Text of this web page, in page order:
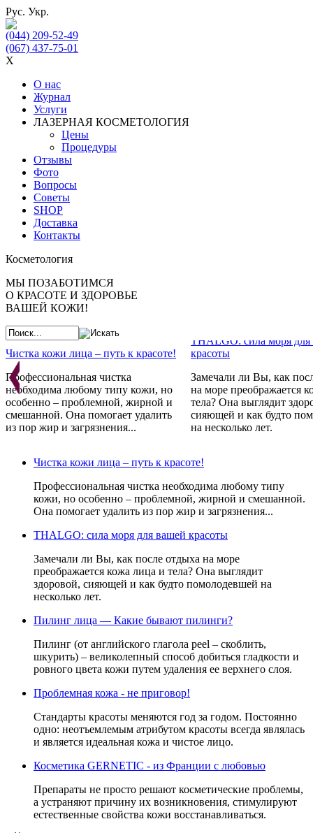
Рус. Укр.
(044) 209-52-49
(067) 437-75-01
X
О нас
Журнал
Услуги
ЛАЗЕРНАЯ КОСМЕТОЛОГИЯ
Цены
Процедуры
Отзывы
Фото
Вопросы
Советы
SHOP
Доставка
Контакты
Косметология
МЫ ПОЗАБОТИМСЯ
О КРАСОТЕ И ЗДОРОВЬЕ
ВАШЕЙ КОЖИ!
Чистка кожи лица – путь к красоте!
Профессиональная чистка
необходима любому типу кожи, но
особенно – проблемной, жирной и
смешанной. Она помогает удалить
из пор жир и загрязнения...
THALGO: сила моря
красоты
Замечали ли Вы, как
на море преображается
тела? Она выглядит
сияющей и как будто
на несколько лет.
Проблемная кожа - не приговор!
Стандарты красоты меняются год за
годом. Постоянно одно:
неотъемлемым атрибутом красоты
всегда являлась и является
идеальная кожа и чистое лицо.
Косметика GERNETIC -
Препараты не просто
косметические
устраняют причину их
возникновения,
естественные свойства
восстанавливаться.
Чистка кожи лица – путь к красоте!
Профессиональная чистка необходима любому типу
кожи, но особенно – проблемной, жирной и смешанной.
Она помогает удалить из пор жир и загрязнения...
THALGO: сила моря для вашей красоты
Замечали ли Вы, как после отдыха на море
преображается кожа лица и тела? Она выглядит
здоровой, сияющей и как будто помолодевшей на
несколько лет.
Пилинг лица — Какие бывают пилинги?
Пилинг (от английского глагола peel – скоблить,
шкурить) – великолепный способ добиться гладкости и
ровного цвета кожи путем удаления ее верхнего слоя.
Проблемная кожа - не приговор!
Стандарты красоты меняются год за годом. Постоянно
одно: неотъемлемым атрибутом красоты всегда являлась
и является идеальная кожа и чистое лицо.
Косметика GERNETIC - из Франции с любовью
Препараты не просто решают косметические проблемы,
а устраняют причину их возникновения, стимулируют
естественные свойства кожи восстанавливаться.